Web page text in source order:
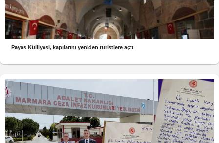
Payas Külliyesi, kapılarını yeniden turistlere açtı